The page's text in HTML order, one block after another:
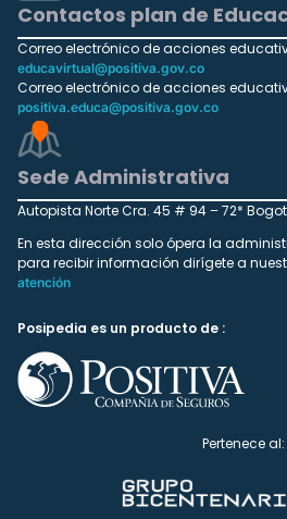
Contactos plan de
Correo electrónico de acciones
educavirtual@positiva.gov.co
Correo electrónico de acciones
positiva.educa@positiva.gov.co
Sede Administrativa
Autopista Norte Cra. 45 # 94 – 72*
En esta dirección solo ópera la
para recibir información dirígete a
atención
Posipedia es un producto de :
Pertenece al: